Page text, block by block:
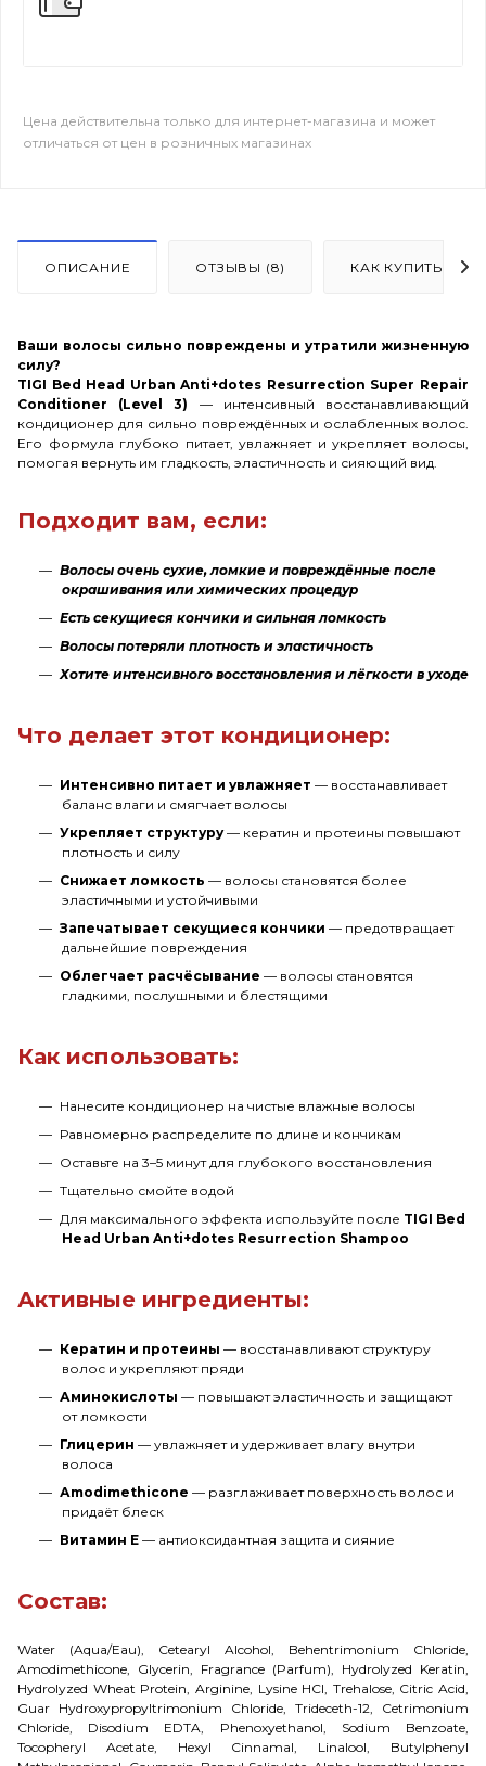
Цена действительна только для интернет-магазина и может
отличаться от цен в розничных магазинах
ОПИСАНИЕ ОТЗЫВЫ (8) КАК КУПИТЬ
Ваши волосы сильно повреждены и утратили жизненную
силу?
TIGI Bed Head Urban Anti+dotes Resurrection Super Repair
Conditioner (Level 3) — интенсивный восстанавливающий
кондиционер для сильно повреждённых и ослабленных волос.
Его формула глубоко питает, увлажняет и укрепляет волосы,
помогая вернуть им гладкость, эластичность и сияющий вид.
Подходит вам, если:
Волосы очень сухие, ломкие и повреждённые после
окрашивания или химических процедур
Есть секущиеся кончики и сильная ломкость
Волосы потеряли плотность и эластичность
Хотите интенсивного восстановления и лёгкости в уходе
Что делает этот кондиционер:
Интенсивно питает и увлажняет — восстанавливает
баланс влаги и смягчает волосы
Укрепляет структуру— кератин и протеины повышают
плотность и силу
Снижает ломкость — волосы становятся более
эластичными и устойчивыми
Запечатывает секущиеся кончики — предотвращает
дальнейшие повреждения
Облегчает расчёсывание — волосы становятся
гладкими, послушными и блестящими
Как использовать:
Нанесите кондиционер на чистые влажные волосы
Равномерно распределите по длине и кончикам
Оставьте на 3–5 минут для глубокого восстановления
Тщательно смойте водой
Для максимального эффекта используйте после TIGI Bed
Head Urban Anti+dotes Resurrection Shampoo
Активные ингредиенты:
Кератин и протеины — восстанавливают структуру
волос и укрепляют пряди
Аминокислоты — повышают эластичность и защищают
от ломкости
Глицерин — увлажняет и удерживает влагу внутри
волоса
Аmodimethicone — разглаживает поверхность волос и
придаёт блеск
Витамин Е — антиоксидантная защита и сияние
Состав:
Water (Aqua/Eau), Cetearyl Alcohol, Behentrimonium Chloride,
Amodimethicone, Glycerin, Fragrance (Parfum), Hydrolyzed Keratin,
Hydrolyzed Wheat Protein, Arginine, Lysine HCl, Trehalose, Citric Acid,
Guar Hydroxypropyltrimonium Chloride, Trideceth-12, Cetrimonium
Chloride, Disodium EDTA, Phenoxyethanol, Sodium Benzoate,
Tocopheryl Acetate, Hexyl Cinnamal, Linalool, Butylphenyl